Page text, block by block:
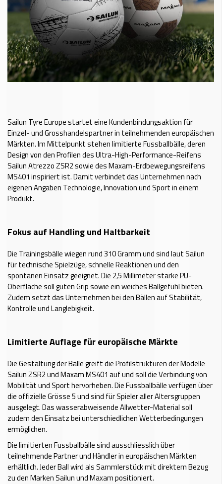
Sailun Tyre Europe startet eine Kundenbindungsaktion für
Einzel- und Grosshandelspartner in teilnehmenden europäischen
Märkten. Im Mittelpunkt stehen limitierte Fussballbälle, deren
Design von den Profilen des Ultra-High-Performance-Reifens
Sailun Atrezzo ZSR2 sowie des Maxam-Erdbewegungsreifens
MS401 inspiriert ist. Damit verbindet das Unternehmen nach
eigenen Angaben Technologie, Innovation und Sport in einem
Produkt.
Fokus auf Handling und Haltbarkeit
Die Trainingsbälle wiegen rund 310 Gramm und sind laut Sailun
für technische Spielzüge, schnelle Reaktionen und den
spontanen Einsatz geeignet. Die 2,5 Millimeter starke PU-
Oberfläche soll guten Grip sowie ein weiches Ballgefühl bieten.
Zudem setzt das Unternehmen bei den Bällen auf Stabilität,
Kontrolle und Langlebigkeit.
Limitierte Auflage für europäische Märkte
Die Gestaltung der Bälle greift die Profilstrukturen der Modelle
Sailun ZSR2 und Maxam MS401 auf und soll die Verbindung von
Mobilität und Sport hervorheben. Die Fussballbälle verfügen über
die offizielle Grösse 5 und sind für Spieler aller Altersgruppen
ausgelegt. Das wasserabweisende Allwetter-Material soll
zudem den Einsatz bei unterschiedlichen Wetterbedingungen
ermöglichen.
Die limitierten Fussballbälle sind ausschliesslich über
teilnehmende Partner und Händler in europäischen Märkten
erhältlich. Jeder Ball wird als Sammlerstück mit direktem Bezug
zu den Marken Sailun und Maxam positioniert.